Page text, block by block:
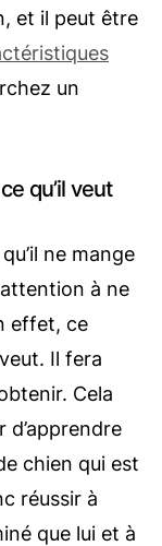
et il peut être
un
qu’il veut
ne mange
à ne
effet, ce
Il fera
Cela
chien qui est
réussir à
que lui et à